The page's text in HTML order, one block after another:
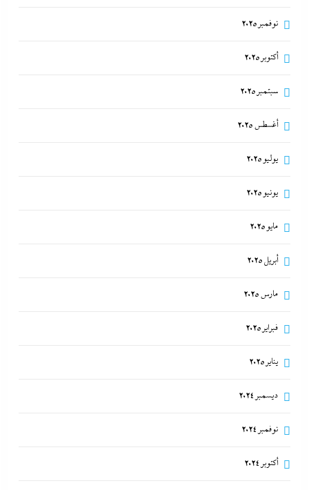
نوفمبر 2025
أكتوبر 2025
سبتمبر 2025
أغسطس 2025
يوليو 2025
يونيو 2025
مايو 2025
أبريل 2025
مارس 2025
فبراير 2025
يناير 2025
ديسمبر 2024
نوفمبر 2024
أكتوبر 2024